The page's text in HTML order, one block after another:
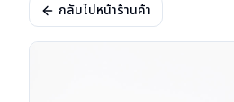
กลับไปหน้าร้านค้า